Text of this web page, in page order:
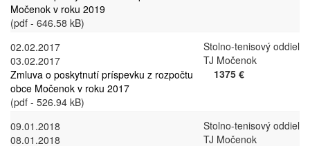
Močenok v roku 2019
(pdf - 646.58 kB)
02.02.2017
03.02.2017
Zmluva o poskytnutí príspevku z rozpočtu
obce Močenok v roku 2017
(pdf - 526.94 kB)
Stolno-tenisový oddiel
TJ Močenok
1375 €
09.01.2018
08.01.2018
Stolno-tenisový oddiel
TJ Močenok